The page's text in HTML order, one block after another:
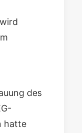
des
hatte